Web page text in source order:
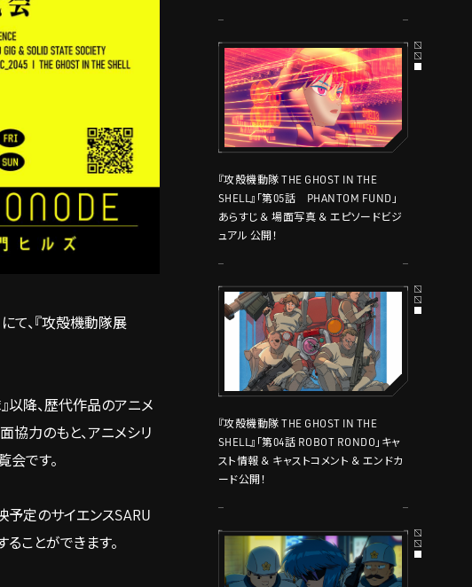
て、『攻殻機動隊展
以降、歴代作品のアニメ
協力のもと、アニメシリ
です。
定のサイエンスSARU
ことができます。
『攻殻機動隊 THE GHOST IN THE
SHELL』「第05話 PHANTOM FUND」
あらすじ ＆ 場面写真 ＆ エピソードビジ
ュアル 公開！
『攻殻機動隊 THE GHOST IN THE
SHELL』「第04話 ROBOT RONDO」キャ
スト情報 ＆ キャストコメント ＆ エンドカ
ード公開！